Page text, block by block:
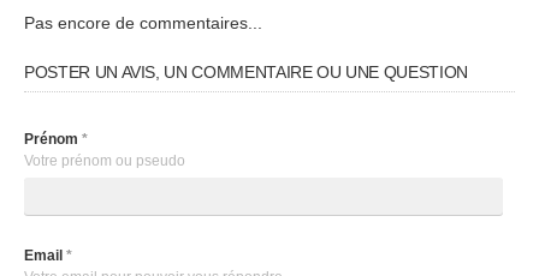
Pas encore de commentaires...
POSTER UN AVIS, UN COMMENTAIRE OU UNE QUESTION
Prénom *
Votre prénom ou pseudo
Email *